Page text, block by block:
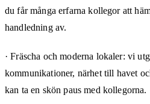
du får många erfarna kollegor att
handledning av.
· Fräscha och moderna lokaler: vi
kommunikationer, närhet till havet
kan ta en skön paus med kollegorna.